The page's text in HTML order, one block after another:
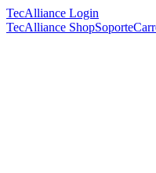
TecAlliance Login
TecAlliance ShopSoporte